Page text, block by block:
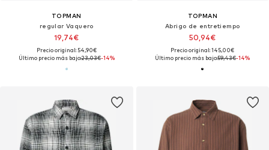
TOPMAN
regular Vaquero
19,74€
Precio original: 54,90€
Último precio más bajo:23,03€-14%
TOPMAN
Abrigo de entretiempo
50,94€
Precio original: 145,00€
Último precio más bajo:59,43€-14%